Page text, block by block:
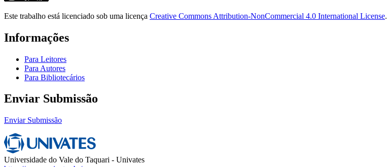
Este trabalho está licenciado sob uma licença Creative Commons Attribution-NonCommercial 4.0 International License.
Informações
Para Leitores
Para Autores
Para Bibliotecários
Enviar Submissão
Enviar Submissão
Universidade do Vale do Taquari - Univates